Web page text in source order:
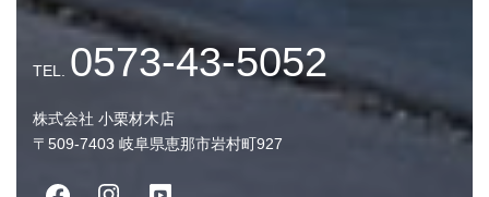
必須 瑞浪モデルハウス来場希望日時
日 付
時 間
株式会社 小栗材木店
〒509-7403 岐阜県恵那市岩村町927